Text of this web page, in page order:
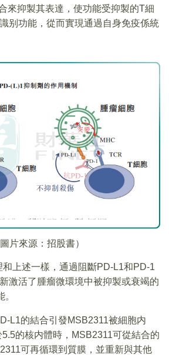
來抑製其表達，使功能受抑製的T細
别功能，從而實現通過自身免疫係統
圖片來源：招股書）
和上述一樣，通過阻斷PD-L1和PD-1
激活了腫瘤微環境中被抑製或衰竭的
L1的結合引發MSB2311被細胞内
的核内體時，MSB2311可從結合的
可再循環到質膜，並重新與其他